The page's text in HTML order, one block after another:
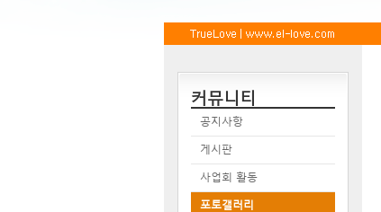
커뮤니티
공지사항
게시판
사업회 활동
포토갤러리